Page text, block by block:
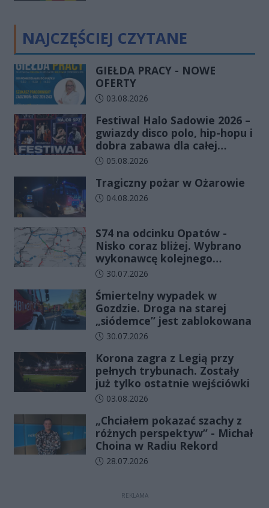
NAJCZĘŚCIEJ CZYTANE
GIEŁDA PRACY - NOWE
OFERTY
Data dodania artykułu:
03.08.2026
Festiwal Halo Sadowie 2026 –
gwiazdy disco polo, hip-hopu i
dobra zabawa dla całej
rodziny!
Data dodania artykułu:
05.08.2026
Tragiczny pożar w Ożarowie
Data dodania artykułu:
04.08.2026
S74 na odcinku Opatów -
Nisko coraz bliżej. Wybrano
wykonawcę kolejnego
odcinka
Data dodania artykułu:
30.07.2026
Śmiertelny wypadek w
Gozdzie. Droga na starej
„siódemce” jest zablokowana
Data dodania artykułu:
30.07.2026
Korona zagra z Legią przy
pełnych trybunach. Zostały
już tylko ostatnie wejściówki
Data dodania artykułu:
03.08.2026
„Chciałem pokazać szachy z
różnych perspektyw” - Michał
Choina w Radiu Rekord
Data dodania artykułu:
28.07.2026
REKLAMA